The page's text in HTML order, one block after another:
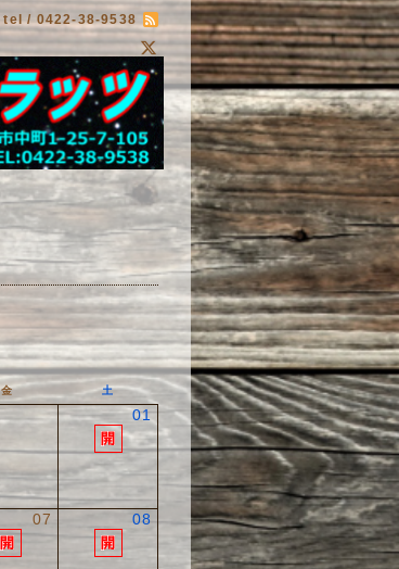
tel / 0422-38-9538
金 土
01
07 08